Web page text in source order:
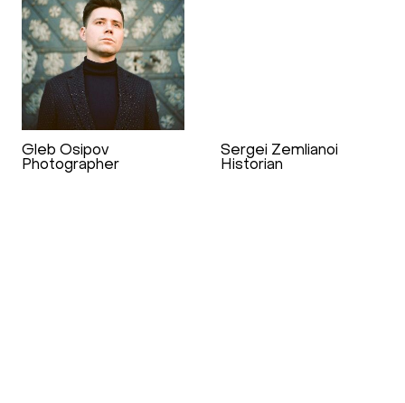
Gleb Osipov
Photographer
Sergei Zemlianoi
Historian